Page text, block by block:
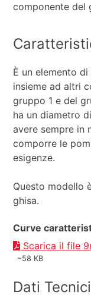
componente del
È un elemento
insieme ad altri
gruppo 1 e del
ha un diametro
avere sempre in
comporre le
esigenze.
Questo modello
ghisa.
Curve
Scarica il file
~58 KB
Dati Tecnici